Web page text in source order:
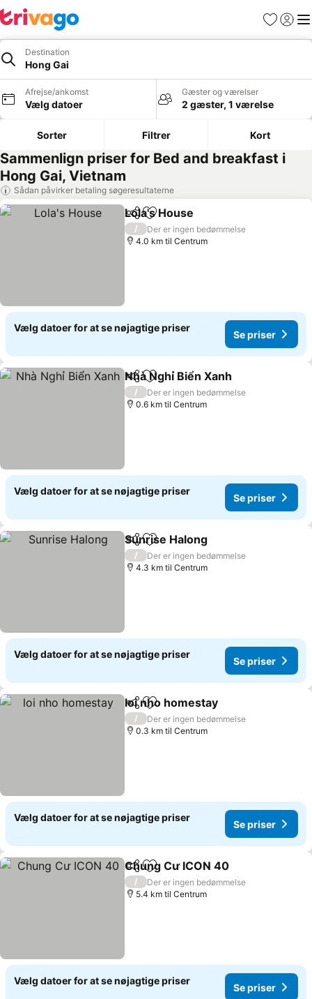
Favoritter
Log ind
Destination
Hong Gai
Afrejse/ankomst
Vælg datoer
Gæster og værelser
2 gæster, 1 værelse
Sorter Filtrer Kort
Sammenlign priser for Bed and breakfast i
Hong Gai, Vietnam
Sådan påvirker betaling søgeresultaterne
Del Føj til favoritter
Lola's House
/
Der er ingen bedømmelse
4.0 km til Centrum
Vælg datoer for at se nøjagtige priser
Se priser
Del Føj til favoritter
Nhà Nghỉ Biển Xanh
/
Der er ingen bedømmelse
0.6 km til Centrum
Vælg datoer for at se nøjagtige priser
Se priser
Del Føj til favoritter
Sunrise Halong
/
Der er ingen bedømmelse
4.3 km til Centrum
Vælg datoer for at se nøjagtige priser
Se priser
Del Føj til favoritter
loi nho homestay
/
Der er ingen bedømmelse
0.3 km til Centrum
Vælg datoer for at se nøjagtige priser
Se priser
Del Føj til favoritter
Chung Cư ICON 40
/
Der er ingen bedømmelse
5.4 km til Centrum
Vælg datoer for at se nøjagtige priser
Se priser